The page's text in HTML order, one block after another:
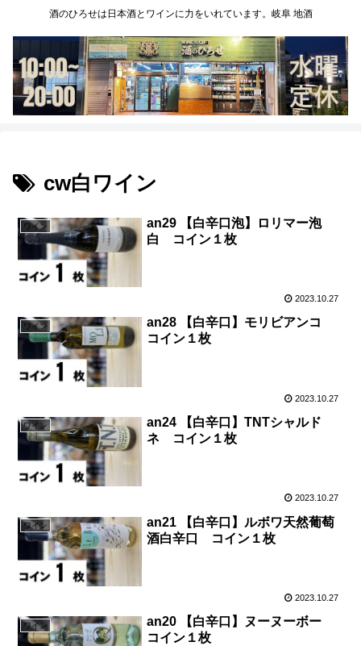
酒のひろせは日本酒とワインに力をいれています。岐阜 地酒
cw白ワイン
ワイン
an29 【白辛口泡】ロリマー泡
白 コイン１枚
2023.10.27
ワイン
an28 【白辛口】モリビアンコ
コイン１枚
2023.10.27
ワイン
an24 【白辛口】TNTシャルド
ネ コイン１枚
2023.10.27
ワイン
an21 【白辛口】ルボワ天然葡萄
酒白辛口 コイン１枚
2023.10.27
ワイン
an20 【白辛口】ヌーヌーボー
コイン１枚